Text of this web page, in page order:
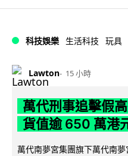
科技娛樂 生活科技 玩具
Lawton 15 小時
萬代刑事追擊假
貨值逾 650 萬港
萬代南夢宮集團旗下萬代南